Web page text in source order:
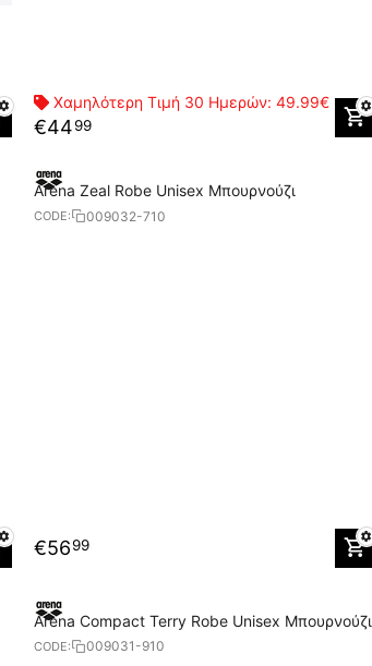
Χαμηλότερη Τιμή 30 Ημερών:49.99€
€4499
Arena Zeal Robe Unisex Μπουρνούζι
CODE: 009032-710
€5699
Arena Compact Terry Robe Unisex Μπουρνούζι
CODE: 009031-910